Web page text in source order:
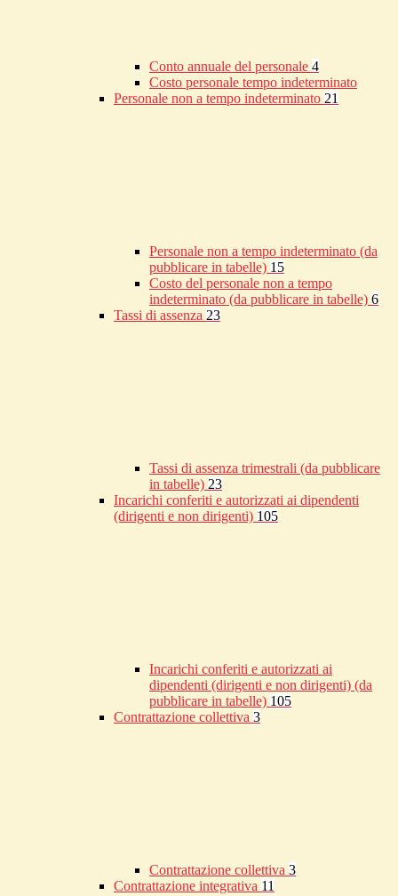
Conto annuale del personale 4
Costo personale tempo indeterminato
Personale non a tempo indeterminato 21
Personale non a tempo indeterminato (da
pubblicare in tabelle) 15
Costo del personale non a tempo
indeterminato (da pubblicare in tabelle) 6
Tassi di assenza 23
Tassi di assenza trimestrali (da pubblicare
in tabelle) 23
Incarichi conferiti e autorizzati ai dipendenti
(dirigenti e non dirigenti) 105
Incarichi conferiti e autorizzati ai
dipendenti (dirigenti e non dirigenti) (da
pubblicare in tabelle) 105
Contrattazione collettiva 3
Contrattazione collettiva 3
Contrattazione integrativa 11